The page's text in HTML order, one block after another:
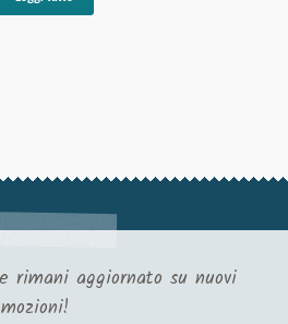
rimani aggiornato su nuovi